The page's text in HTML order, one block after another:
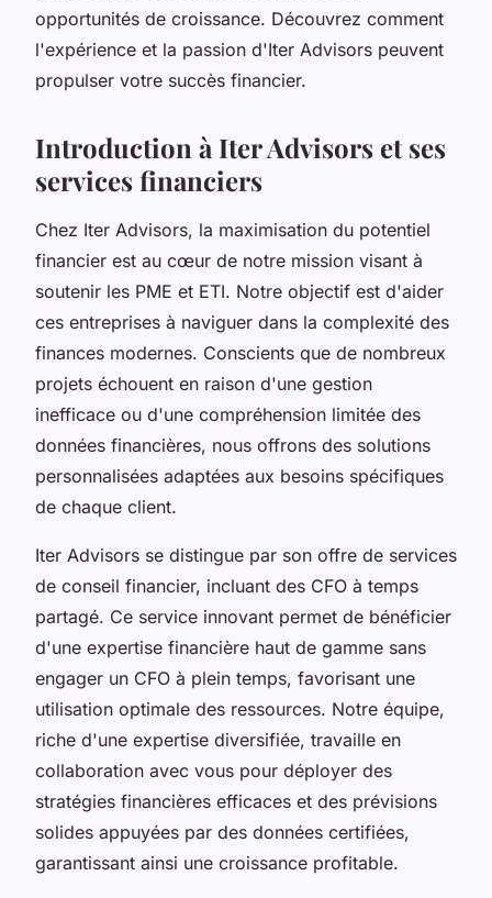
opportunités de croissance. Découvrez comment
l'expérience et la passion d'Iter Advisors peuvent
propulser votre succès financier.
Introduction à Iter Advisors et ses
services financiers
Chez Iter Advisors, la maximisation du potentiel
financier est au cœur de notre mission visant à
soutenir les PME et ETI. Notre objectif est d'aider
ces entreprises à naviguer dans la complexité des
finances modernes. Conscients que de nombreux
projets échouent en raison d'une gestion
inefficace ou d'une compréhension limitée des
données financières, nous offrons des solutions
personnalisées adaptées aux besoins spécifiques
de chaque client.
Iter Advisors se distingue par son offre de services
de conseil financier, incluant des CFO à temps
partagé. Ce service innovant permet de bénéficier
d'une expertise financière haut de gamme sans
engager un CFO à plein temps, favorisant une
utilisation optimale des ressources. Notre équipe,
riche d'une expertise diversifiée, travaille en
collaboration avec vous pour déployer des
stratégies financières efficaces et des prévisions
solides appuyées par des données certifiées,
garantissant ainsi une croissance profitable.